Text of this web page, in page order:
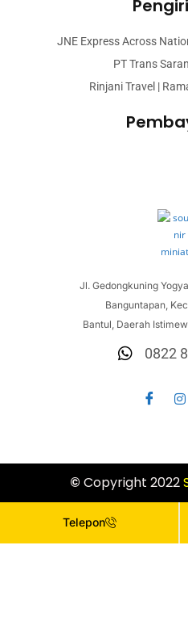
JNE Express Across
PT Trans
Rinjani Travel |
Jl. Gedongkuning
Banguntapan,
Bantul, Daerah
0822
© Copyright 2022
Telepon